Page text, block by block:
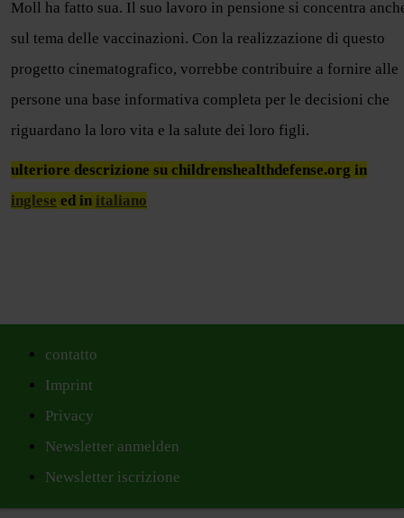
Moll ha fatto sua. Il suo lavoro in pensione si concentra
sul tema delle vaccinazioni. Con la realizzazione di questo
progetto cinematografico, vorrebbe contribuire a fornire alle
persone una base informativa completa per le decisioni che
riguardano la loro vita e la salute dei loro figli.
ulteriore descrizione su childrenshealthdefense.org in
inglese ed in italiano
contatto
Imprint
Privacy
Newsletter anmelden
Newsletter iscrizione